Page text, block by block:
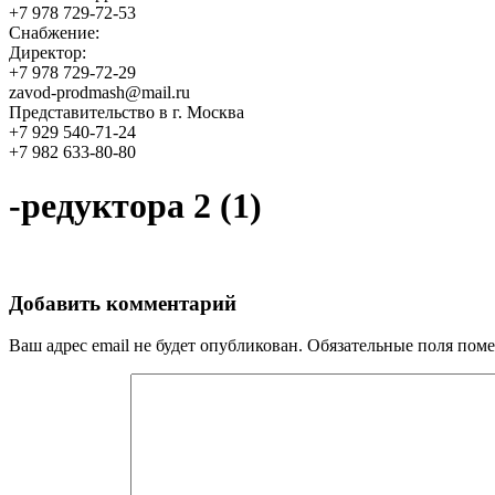
+7 978 729-72-53
Снабжение:
Директор:
+7 978 729-72-29
zavod-prodmash@mail.ru
Представительство в г. Москва
+7 929 540-71-24
+7 982 633-80-80
-редуктора 2 (1)
Добавить комментарий
Ваш адрес email не будет опубликован. Обязательные поля